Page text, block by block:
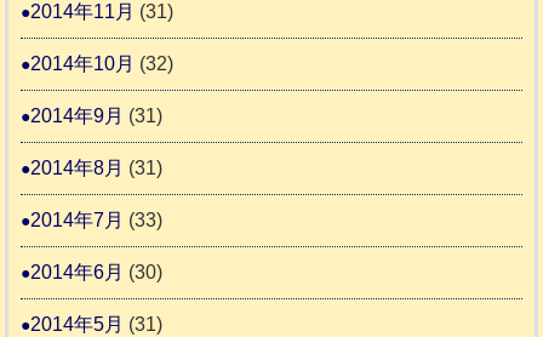
2014年11月 (31)
2014年10月 (32)
2014年9月 (31)
2014年8月 (31)
2014年7月 (33)
2014年6月 (30)
2014年5月 (31)